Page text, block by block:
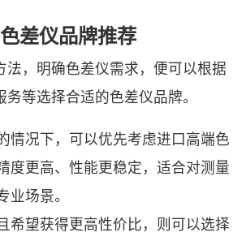
差仪品牌推荐
法，明确色差仪需求，便可以根据
等选择合适的色差仪品牌。
情况下，可以优先考虑进口高端色
度更高、性能更稳定，适合对测量
业场景。
希望获得更高性价比，则可以选择